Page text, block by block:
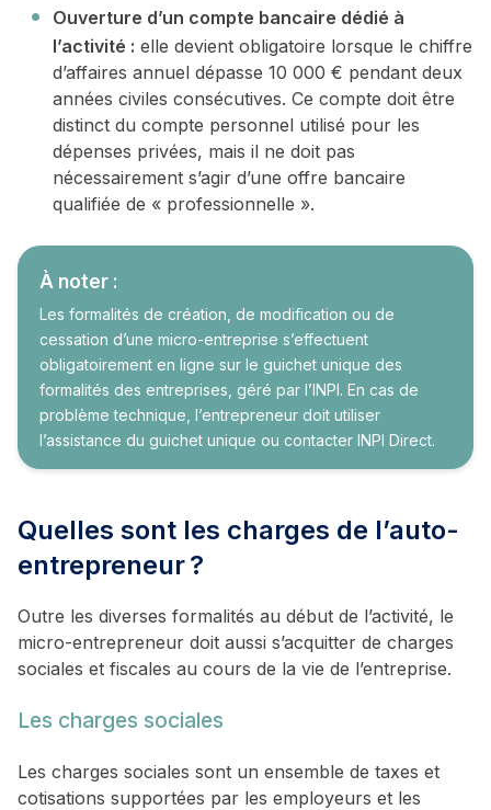
Ouverture d’un compte bancaire dédié à
l’activité : elle devient obligatoire lorsque le chiffre
d’affaires annuel dépasse 10 000 € pendant deux
années civiles consécutives. Ce compte doit être
distinct du compte personnel utilisé pour les
dépenses privées, mais il ne doit pas
nécessairement s’agir d’une offre bancaire
qualifiée de « professionnelle ».
À noter :
Les formalités de création, de modification ou de
cessation d’une micro-entreprise s’effectuent
obligatoirement en ligne sur le guichet unique des
formalités des entreprises, géré par l’INPI. En cas de
problème technique, l’entrepreneur doit utiliser
l’assistance du guichet unique ou contacter INPI Direct.
Quelles sont les charges de l’auto-
entrepreneur ?
Outre les diverses formalités au début de l’activité, le
micro-entrepreneur doit aussi s’acquitter de charges
sociales et fiscales au cours de la vie de l’entreprise.
Les charges sociales
Les charges sociales sont un ensemble de taxes et
cotisations supportées par les employeurs et les